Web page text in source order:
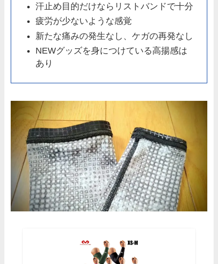
汗止め目的だけならリストバンドで十分
疲労が少ないような感覚
新たな痛みの発生なし、ケガの再発なし
NEWグッズを身につけている高揚感は
あり